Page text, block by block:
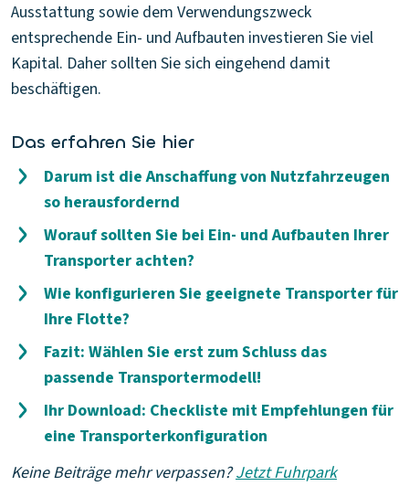
Ausstattung sowie dem Verwendungszweck
entsprechende Ein- und Aufbauten investieren Sie viel
Kapital. Daher sollten Sie sich eingehend damit
beschäftigen.
Das erfahren Sie hier
Darum ist die Anschaffung von Nutzfahrzeugen
so herausfordernd
Worauf sollten Sie bei Ein- und Aufbauten Ihrer
Transporter achten?
Wie konfigurieren Sie geeignete Transporter für
Ihre Flotte?
Fazit: Wählen Sie erst zum Schluss das
passende Transportermodell!
Ihr Download: Checkliste mit Empfehlungen für
eine Transporterkonfiguration
Keine Beiträge mehr verpassen?Jetzt Fuhrpark